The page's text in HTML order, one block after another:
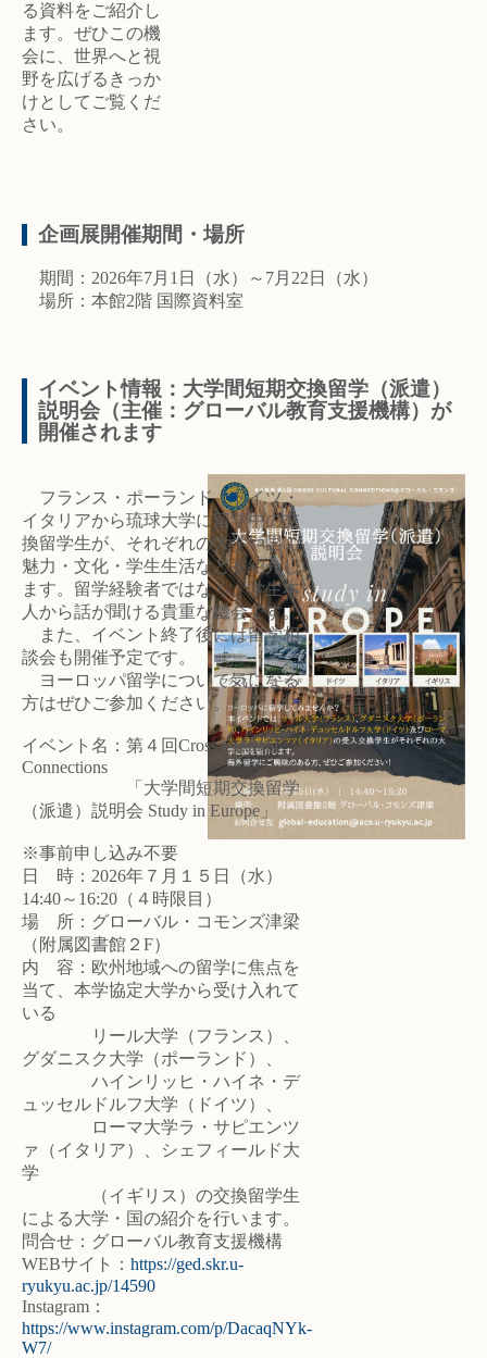
る資料をご紹介し
ます。ぜひこの機
会に、世界へと視
野を広げるきっか
けとしてご覧くだ
さい。
企画展開催期間・場所
期間：2026年7月1日（水）～7月22日（水）
場所：本館2階 国際資料室
イベント情報：大学間短期交換留学（派遣）
説明会（主催：グローバル教育支援機構）が
開催されます
フランス・ポーランド・ドイツ・
イタリアから琉球大学に留学中の交
換留学生が、それぞれの大学や国の
魅力・文化・学生生活などを紹介し
ます。留学経験者ではなく、学生本
人から話が聞ける貴重な機会です。
また、イベント終了後には留学相
談会も開催予定です。
ヨーロッパ留学について気になる
方はぜひご参加ください。
イベント名：第４回Cross-Cultural
Connections
「大学間短期交換留学
（派遣）説明会 Study in Europe」
※事前申し込み不要
日 時：2026年７月１５日（水）
14:40～16:20（４時限目）
場 所：グローバル・コモンズ津梁
（附属図書館２F）
内 容：欧州地域への留学に焦点を
当て、本学協定大学から受け入れて
いる
リール大学（フランス）、
グダニスク大学（ポーランド）、
ハインリッヒ・ハイネ・デ
ュッセルドルフ大学（ドイツ）、
ローマ大学ラ・サピエンツ
ァ（イタリア）、シェフィールド大
学
（イギリス）の交換留学生
による大学・国の紹介を行います。
問合せ：グローバル教育支援機構
WEBサイト： https://ged.skr.u-
ryukyu.ac.jp/14590
Instagram：
https://www.instagram.com/p/DacaqNYk-
W7/